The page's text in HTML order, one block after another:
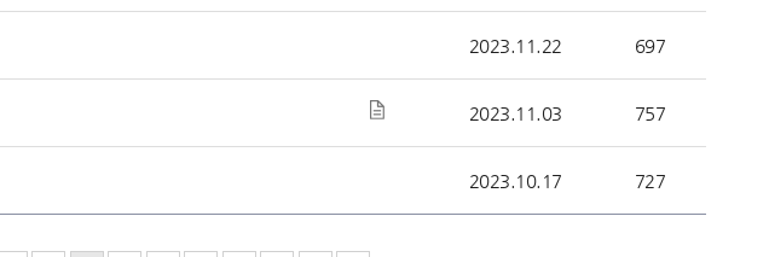
2023.11.22 697
2023.11.03 757
2023.10.17 727